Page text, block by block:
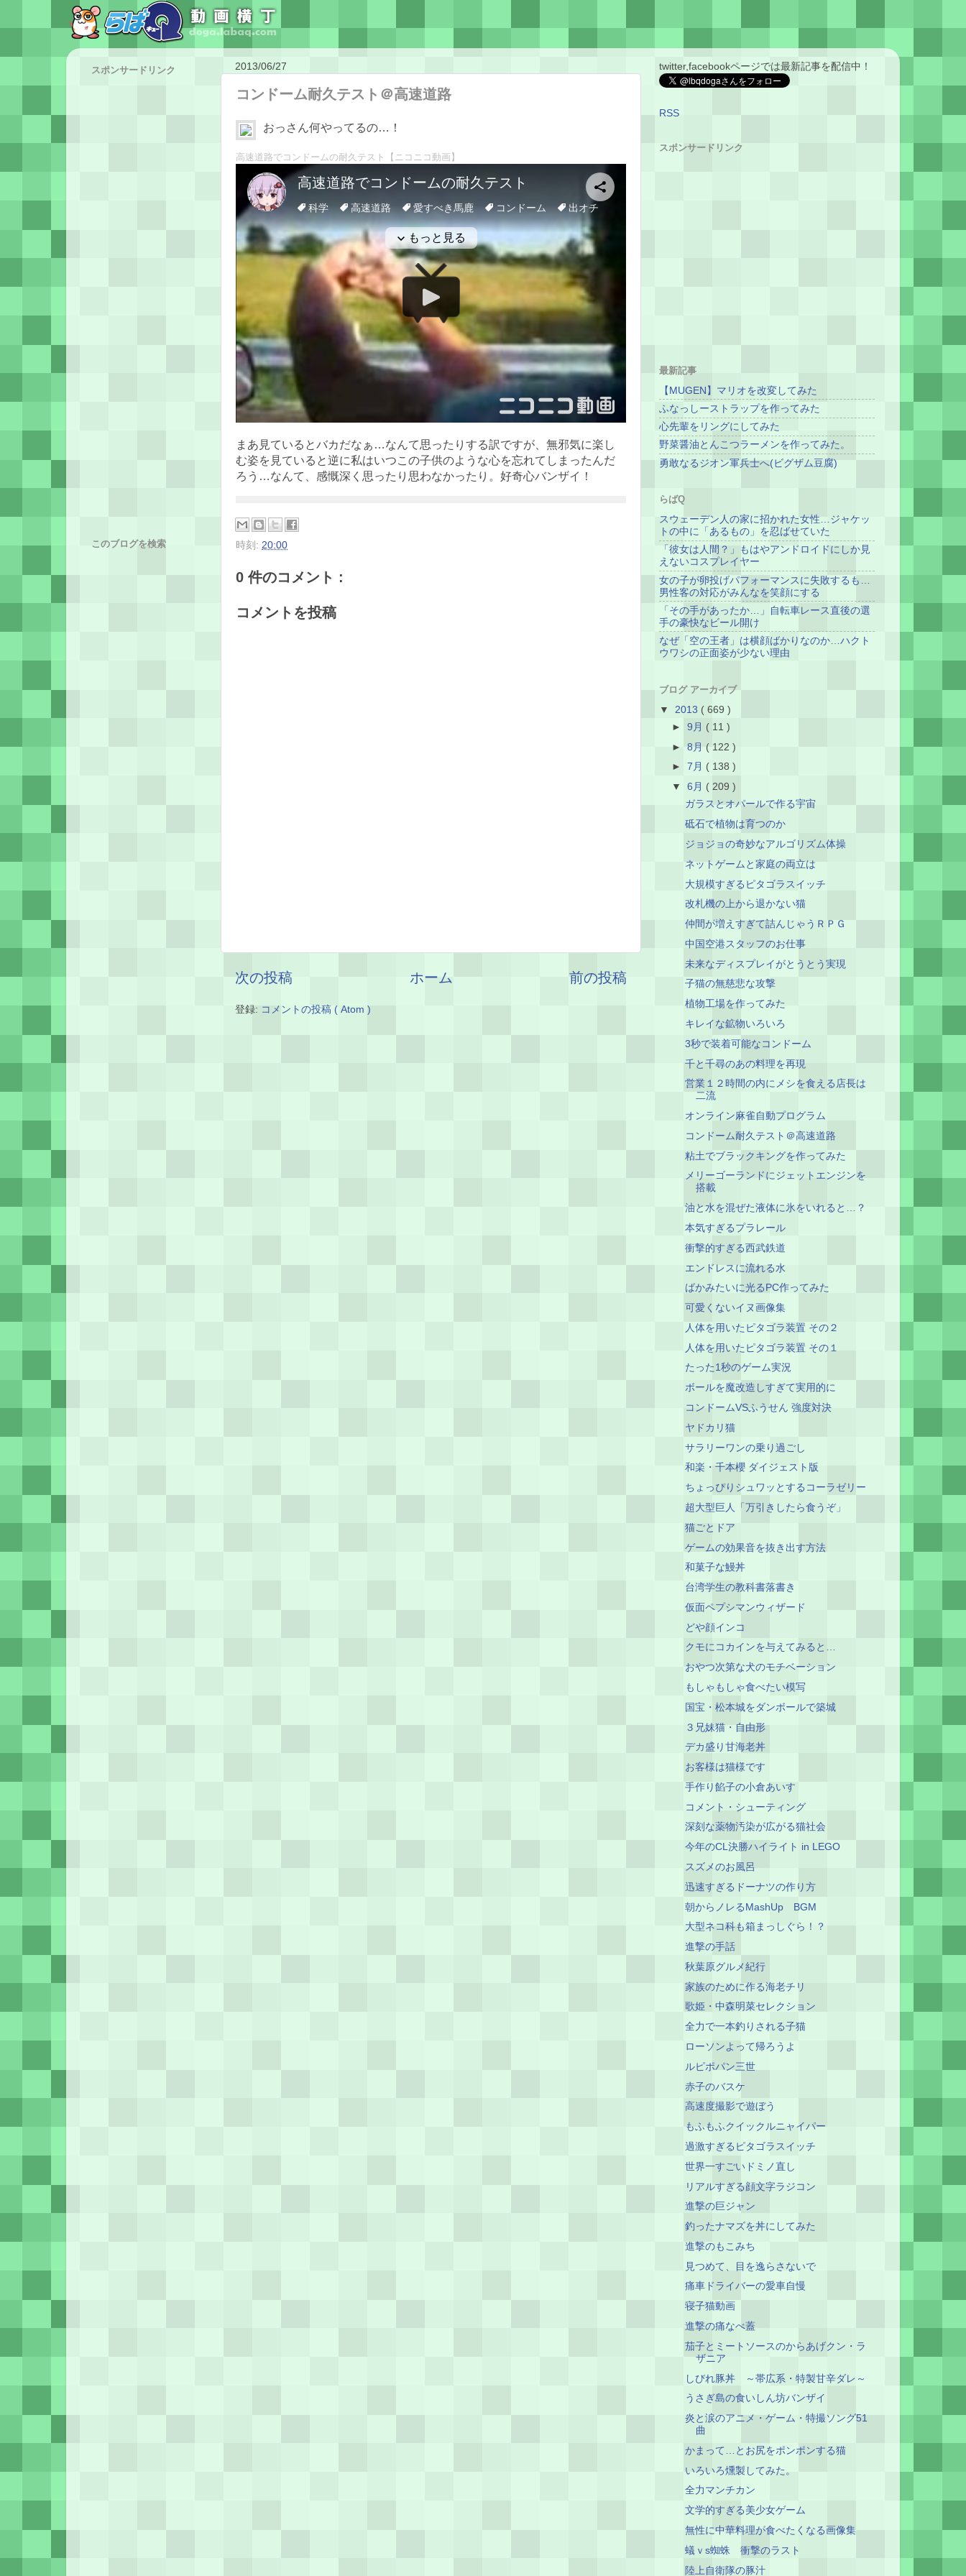
2013/06/27
コンドーム耐久テスト＠高速道路
おっさん何やってるの…！
高速道路でコンドームの耐久テスト 【ニコニコ動画】
まあ見ているとバカだなぁ…なんて思ったりする訳ですが、無邪気に楽し
む姿を見ていると逆に私はいつこの子供のような心を忘れてしまったんだ
ろう…なんて、感慨深く思ったり思わなかったり。好奇心バンザイ！
時刻: 20:00
0 件のコメント :
コメントを投稿
次の投稿 前の投稿
ホーム
登録: コメントの投稿 ( Atom )
スポンサードリンク
このブログを検索
twitter,facebookページでは最新記事を配信中！
RSS
スポンサードリンク
最新記事
【MUGEN】マリオを改変してみた
ふなっしーストラップを作ってみた
心先輩をリングにしてみた
野菜醤油とんこつラーメンを作ってみた。
勇敢なるジオン軍兵士へ(ビグザム豆腐)
らばQ
スウェーデン人の家に招かれた女性…ジャケッ
トの中に「あるもの」を忍ばせていた
「彼女は人間？」もはやアンドロイドにしか見
えないコスプレイヤー
女の子が卵投げパフォーマンスに失敗するも…
男性客の対応がみんなを笑顔にする
「その手があったか…」自転車レース直後の選
手の豪快なビール開け
なぜ「空の王者」は横顔ばかりなのか…ハクト
ウワシの正面姿が少ない理由
ブログ アーカイブ
▼ 2013 ( 669 )
►9月 ( 11 )
►8月 ( 122 )
►7月 ( 138 )
▼6月 ( 209 )
ガラスとオパールで作る宇宙
砥石で植物は育つのか
ジョジョの奇妙なアルゴリズム体操
ネットゲームと家庭の両立は
大規模すぎるピタゴラスイッチ
改札機の上から退かない猫
仲間が増えすぎて詰んじゃうＲＰＧ
中国空港スタッフのお仕事
未来なディスプレイがとうとう実現
子猫の無慈悲な攻撃
植物工場を作ってみた
キレイな鉱物いろいろ
3秒で装着可能なコンドーム
千と千尋のあの料理を再現
営業１２時間の内にメシを食える店長は
二流
オンライン麻雀自動プログラム
コンドーム耐久テスト＠高速道路
粘土でブラックキングを作ってみた
メリーゴーランドにジェットエンジンを
搭載
油と水を混ぜた液体に氷をいれると…？
本気すぎるプラレール
衝撃的すぎる西武鉄道
エンドレスに流れる水
ばかみたいに光るPC作ってみた
可愛くないイヌ画像集
人体を用いたピタゴラ装置 その２
人体を用いたピタゴラ装置 その１
たった1秒のゲーム実況
ボールを魔改造しすぎて実用的に
コンドームVSふうせん 強度対決
ヤドカリ猫
サラリーワンの乗り過ごし
和楽・千本櫻 ダイジェスト版
ちょっぴりシュワッとするコーラゼリー
超大型巨人「万引きしたら食うぞ」
猫ごとドア
ゲームの効果音を抜き出す方法
和菓子な鰻丼
台湾学生の教科書落書き
仮面ペプシマンウィザード
どや顔インコ
クモにコカインを与えてみると…
おやつ次第な犬のモチベーション
もしゃもしゃ食べたい模写
国宝・松本城をダンボールで築城
３兄妹猫・自由形
デカ盛り甘海老丼
お客様は猫様です
手作り餡子の小倉あいす
コメント・シューティング
深刻な薬物汚染が広がる猫社会
今年のCL決勝ハイライト in LEGO
スズメのお風呂
迅速すぎるドーナツの作り方
朝からノレるMashUp BGM
大型ネコ科も箱まっしぐら！？
進撃の手話
秋葉原グルメ紀行
家族のために作る海老チリ
歌姫・中森明菜セレクション
全力で一本釣りされる子猫
ローソンよって帰ろうよ
ルピポパン三世
赤子のバスケ
高速度撮影で遊ぼう
もふもふクイックルニャイパー
過激すぎるピタゴラスイッチ
世界一すごいドミノ直し
リアルすぎる顔文字ラジコン
進撃の巨ジャン
釣ったナマズを丼にしてみた
進撃のもこみち
見つめて、目を逸らさないで
痛車ドライバーの愛車自慢
寝子猫動画
進撃の痛なべ蓋
茄子とミートソースのからあげクン・ラ
ザニア
しびれ豚丼 ～帯広系・特製甘辛ダレ～
うさぎ島の食いしん坊バンザイ
炎と涙のアニメ・ゲーム・特撮ソング51
曲
かまって…とお尻をポンポンする猫
いろいろ燻製してみた。
全力マンチカン
文学的すぎる美少女ゲーム
無性に中華料理が食べたくなる画像集
蟻ｖs蜘蛛 衝撃のラスト
陸上自衛隊の豚汁